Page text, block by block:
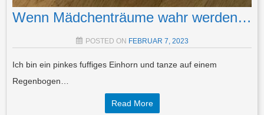
Wenn Mädchenträume wahr werden…
POSTED ON FEBRUAR 7, 2023
Ich bin ein pinkes fuffiges Einhorn und tanze auf einem
Regenbogen…
Read More